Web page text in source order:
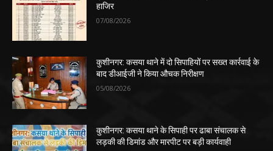
हाजिर
07/08/2026
कुशीनगर: कसया थाने में दो सिपाहियों पर सख्त कार्रवाई के
बाद डीआईजी ने किया औचक निरीक्षण
05/08/2026
कुशीनगर: कसया थाने के सिपाही पर ढाबा संचालक से
लड़की की डिमांड और मारपीट पर बड़ी कार्यवाही